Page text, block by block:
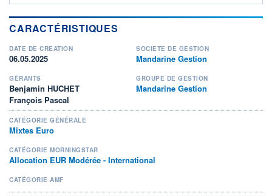
CARACTÉRISTIQUES
DATE DE CRÉATION
06.05.2025
SOCIÉTÉ DE GESTION
Mandarine Gestion
GÉRANTS
Benjamin HUCHET
François Pascal
GROUPE DE GESTION
Mandarine Gestion
CATÉGORIE GÉNÉRALE
Mixtes Euro
CATÉGORIE MORNINGSTAR
Allocation EUR Modérée - International
CATÉGORIE AMF